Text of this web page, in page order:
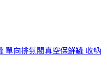
單向排氣閥真空保鮮罐 收納